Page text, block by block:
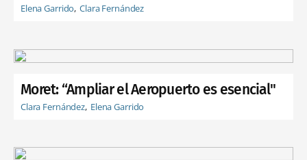
Elena Garrido Clara Fernández
Moret: “Ampliar el Aeropuerto es esencial"
Clara Fernández Elena Garrido